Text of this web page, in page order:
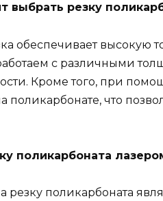
выбрать резку
обеспечивает высокую
с различными
Кроме того, при
поликарбонате, что
поликарбоната
поликарбоната